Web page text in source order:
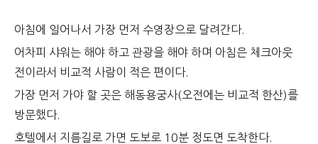
아침에 일어나서 가장 먼저 수영장으로 달려간다.
어차피 샤워는 해야 하고 관광을 해야 하며 아침은 체크아웃
전이라서 비교적 사람이 적은 편이다.
가장 먼저 가야 할 곳은 해동용궁사(오전에는 비교적 한산)를
방문했다.
호텔에서 지름길로 가면 도보로 10분 정도면 도착한다.